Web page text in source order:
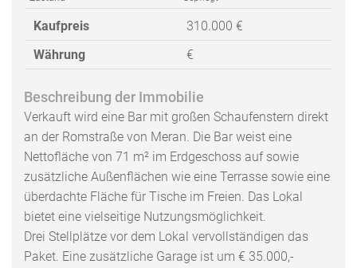
Kaufpreis
310.000 €
Währung
€
Beschreibung der Immobilie
Verkauft wird eine Bar mit großen Schaufenstern direkt
an der Romstraße von Meran. Die Bar weist eine
Nettofläche von 71 m² im Erdgeschoss auf sowie
zusätzliche Außenflächen wie eine Terrasse sowie eine
überdachte Fläche für Tische im Freien. Das Lokal
bietet eine vielseitige Nutzungsmöglichkeit.
Drei Stellplätze vor dem Lokal vervollständigen das
Paket. Eine zusätzliche Garage ist um € 35.000,-